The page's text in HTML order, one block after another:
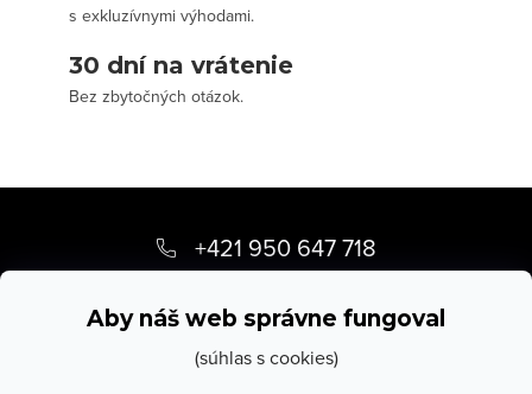
Aby náš web správne fungoval
(súhlas s cookies)
s exkluzívnymi výhodami.
30 dní na vrátenie
Bez zbytočných otázok.
p
+421 950 647 718